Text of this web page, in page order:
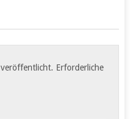
Erforderliche